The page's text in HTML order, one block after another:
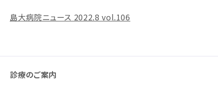
島大病院ニュース 2022.8 vol.106
診療のご案内